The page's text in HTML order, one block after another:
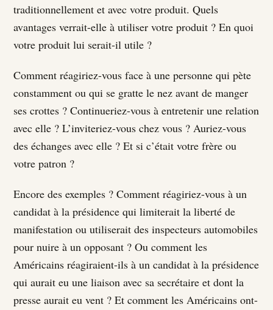
traditionnellement et avec votre produit. Quels
avantages verrait-elle à utiliser votre produit ? En quoi
votre produit lui serait-il utile ?
Comment réagiriez-vous face à une personne qui pète
constamment ou qui se gratte le nez avant de manger
ses crottes ? Continueriez-vous à entretenir une relation
avec elle ? L’inviteriez-vous chez vous ? Auriez-vous
des échanges avec elle ? Et si c’était votre frère ou
votre patron ?
Encore des exemples ? Comment réagiriez-vous à un
candidat à la présidence qui limiterait la liberté de
manifestation ou utiliserait des inspecteurs automobiles
pour nuire à un opposant ? Ou comment les
Américains réagiraient-ils à un candidat à la présidence
qui aurait eu une liaison avec sa secrétaire et dont la
presse aurait eu vent ? Et comment les Américains ont-